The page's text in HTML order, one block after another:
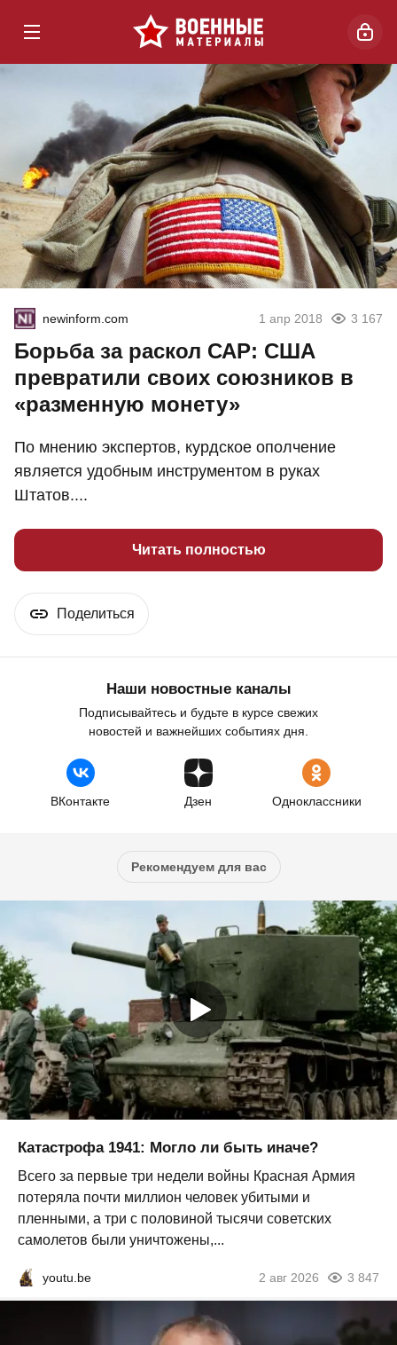
newinform.com 1 апр 2018 3 167
Борьба за раскол САР: США
превратили своих союзников в
«разменную монету»
По мнению экспертов, курдское ополчение
является удобным инструментом в руках
Штатов....
Читать полностью
Поделиться
Наши новостные каналы
Подписывайтесь и будьте в курсе свежих
новостей и важнейших событиях дня.
ВКонтакте Дзен Одноклассники
Рекомендуем для вас
Катастрофа 1941: Могло ли быть иначе?
Всего за первые три недели войны Красная Армия
потеряла почти миллион человек убитыми и
пленными, а три с половиной тысячи советских
самолетов были уничтожены,...
youtu.be 2 авг 2026 3 847